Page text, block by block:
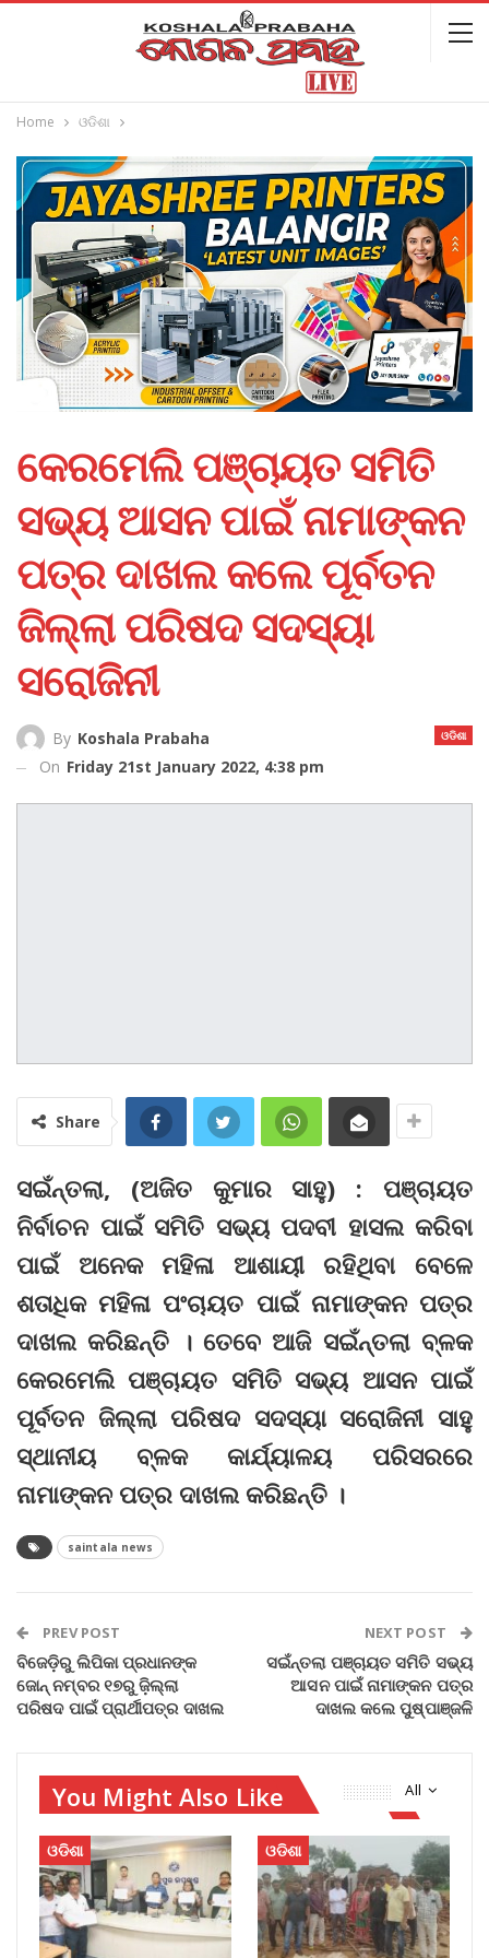
Home ଓଡିଶା
କେରମେଲି ପଞ୍ଚାୟତ ସମିତି
ସଭ୍ୟ ଆସନ ପାଇଁ ନାମାଙ୍କନ
ପତ୍ର ଦାଖଲ କଲେ ପୂର୍ବତନ
ଜିଲ୍ଲା ପରିଷଦ ସଦସ୍ୟା
ସରୋଜିନୀ
ଓଡିଶା
By Koshala Prabaha
On Friday 21st January 2022, 4:38 pm
Share
ସଇଁନ୍ତଲା, (ଅଜିତ କୁମାର ସାହୁ) : ପଞ୍ଚାୟତ
ନିର୍ବାଚନ ପାଇଁ ସମିତି ସଭ୍ୟ ପଦବୀ ହାସଲ କରିବା
ପାଇଁ ଅନେକ ମହିଳା ଆଶାୟୀ ରହିଥିବା ବେଳେ
ଶତାଧିକ ମହିଳା ପଂଚାୟତ ପାଇଁ ନାମାଙ୍କନ ପତ୍ର
ଦାଖଲ କରିଛନ୍ତି । ତେବେ ଆଜି ସଇଁନ୍ତଲା ବ୍ଳକ
କେରମେଲି ପଞ୍ଚାୟତ ସମିତି ସଭ୍ୟ ଆସନ ପାଇଁ
ପୂର୍ବତନ ଜିଲ୍ଲା ପରିଷଦ ସଦସ୍ୟା ସରୋଜିନୀ ସାହୁ
ସ୍ଥାନୀୟ ବ୍ଳକ କାର୍ଯ୍ୟାଳୟ ପରିସରରେ
ନାମାଙ୍କନ ପତ୍ର ଦାଖଲ କରିଛନ୍ତି ।
saintala news
PREV POST
ବିଜେଡ଼ିରୁ ଲିପିକା ପ୍ରଧାନଙ୍କ
ଜୋନ୍‌ ନମ୍ବର ୧୭ରୁ ଜ଼ିଲ୍ଲା
ପରିଷଦ ପାଇଁ ପ୍ରାର୍ଥୀପତ୍ର ଦାଖଲ
NEXT POST
ସଇଁନ୍ତଲା ପଞ୍ଚାୟତ ସମିତି ସଭ୍ୟ
ଆସନ ପାଇଁ ନାମାଙ୍କନ ପତ୍ର
ଦାଖଲ କଲେ ପୁଷ୍ପାଞ୍ଜଳି
All
You Might Also Like
ଓଡିଶା ଓଡିଶା